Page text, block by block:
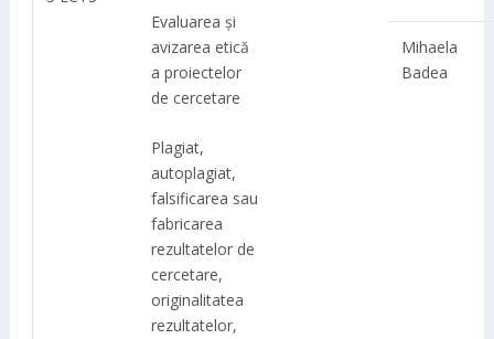
Evaluarea și
avizarea etică
a proiectelor
de cercetare
Plagiat,
autoplagiat,
falsificarea sau
fabricarea
rezultatelor de
cercetare,
originalitatea
rezultatelor,
Mihaela
Badea